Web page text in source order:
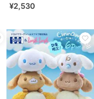
キャラクターズショップ ラフラフ
スーパーマリオ ぬいぐ
¥2,530